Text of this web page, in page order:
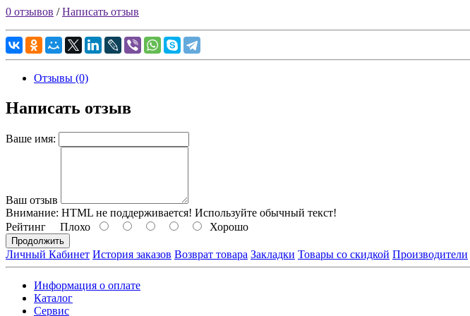
0 отзывов /Написать отзыв
Отзывы (0)
Написать отзыв
Ваше имя:
Ваш отзыв
Внимание: HTML не поддерживается! Используйте обычный текст!
Рейтинг Плохо Хорошо
Продолжить
Личный Кабинет История заказов Возврат товара Закладки Товары со скидкой Производители
Информация о оплате
Каталог
Сервис